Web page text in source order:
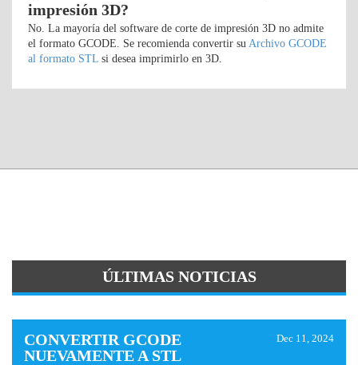
impresión 3D?
No. La mayoría del software de corte de impresión 3D no admite
el formato GCODE. Se recomienda convertir su Archivo GCODE
al formato STL si desea imprimirlo en 3D.
ÚLTIMAS NOTICIAS
CONVERTIR GCODE
NUEVAMENTE A STL
Dec 11, 2024